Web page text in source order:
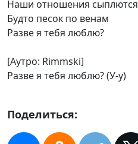
Наши отношения сыплются
Будто песок по венам
Разве я тебя люблю?
[Аутро: Rimmski]
Разве я тебя люблю? (У-у)
Поделиться: